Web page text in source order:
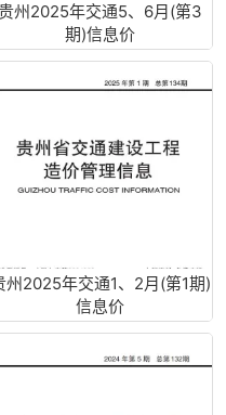
州2025年交通5、6月(第3
期)信息价
州2025年交通1、2月(第1期)
信息价